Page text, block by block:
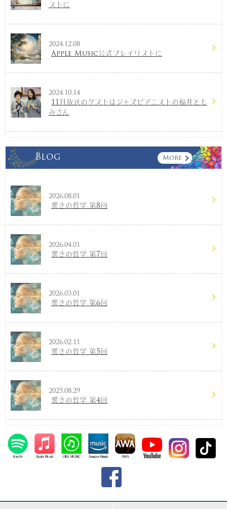
ストに
2024.12.08
Apple Music公式プレイリストに
2024.10.14
11月放送のゲストはジャズピアニストの福井とも
みさん
Blog More
2026.08.01
響きの哲学 第8回
2026.04.01
響きの哲学 第7回
2026.03.01
響きの哲学 第6回
2026.02.11
響きの哲学 第5回
2025.08.29
響きの哲学 第4回